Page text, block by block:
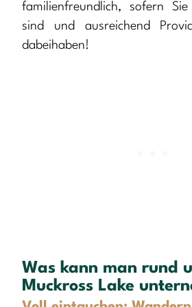
familienfreundlich, sofern
sind und ausreichend
dabeihaben!
Was kann man rund
Muckross Lake